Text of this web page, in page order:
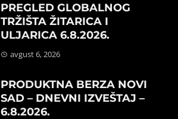
PREGLED GLOBALNOG
TRŽIŠTA ŽITARICA I
ULJARICA 6.8.2026.
avgust 6, 2026
PRODUKTNA BERZA NOVI
SAD – DNEVNI IZVEŠTAJ –
6.8.2026.